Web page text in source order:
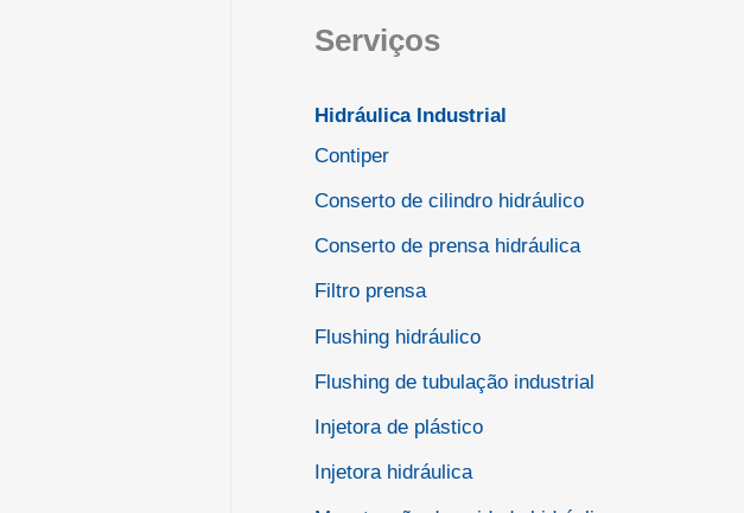
Serviços
Hidráulica Industrial
Contiper
Conserto de cilindro hidráulico
Conserto de prensa hidráulica
Filtro prensa
Flushing hidráulico
Flushing de tubulação industrial
Injetora de plástico
Injetora hidráulica